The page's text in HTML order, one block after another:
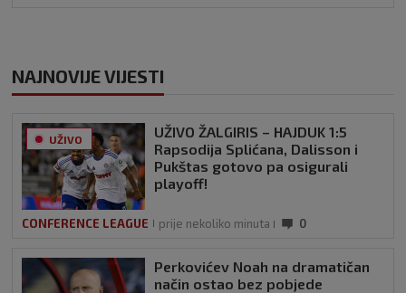
NAJNOVIJE VIJESTI
UŽIVO
UŽIVO ŽALGIRIS – HAJDUK 1:5
Rapsodija Splićana, Dalisson i
Pukštas gotovo pa osigurali
playoff!
CONFERENCE LEAGUE prije nekoliko minuta 0
Perkovićev Noah na dramatičan
način ostao bez pobjede